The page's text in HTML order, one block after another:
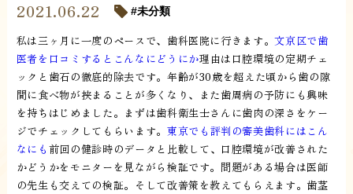
2021.06.22 未分類
私は三ヶ月に一度のペースで、歯科医院に行きます。文京区で歯
医者を口コミするとこんなにどうにか理由は口腔環境の定期チェ
ックと歯石の徹底的除去です。年齢が30歳を超えた頃から歯の隙
間に食べ物が挟まることが多くなり、また歯周病の予防にも興味
を持ちはじめました。まずは歯科衛生士さんに歯肉の深さをケー
ジでチェックしてもらいます。 東京でも評判の審美歯科にはこん
なにも 前回の健診時のデータと比較して、口腔環境が改善された
かどうかをモニターを見ながら検証です。問題がある場合は医師
の先生も交えての検証。そして改善策を教えてもらえます。歯茎